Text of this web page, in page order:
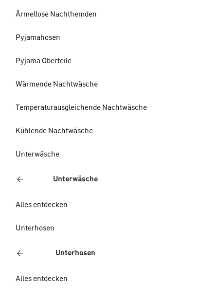
Ärmellose Nachthemden
Pyjamahosen
Pyjama Oberteile
Wärmende Nachtwäsche
Temperaturausgleichende Nachtwäsche
Kühlende Nachtwäsche
Unterwäsche
Unterwäsche
Alles entdecken
Unterhosen
Unterhosen
Alles entdecken